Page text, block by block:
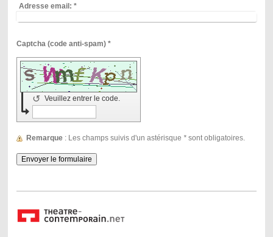
Adresse email: *
Captcha (code anti-spam) *
Veuillez entrer le code.
↺
Remarque : Les champs suivis d'un astérisque *sont obligatoires.